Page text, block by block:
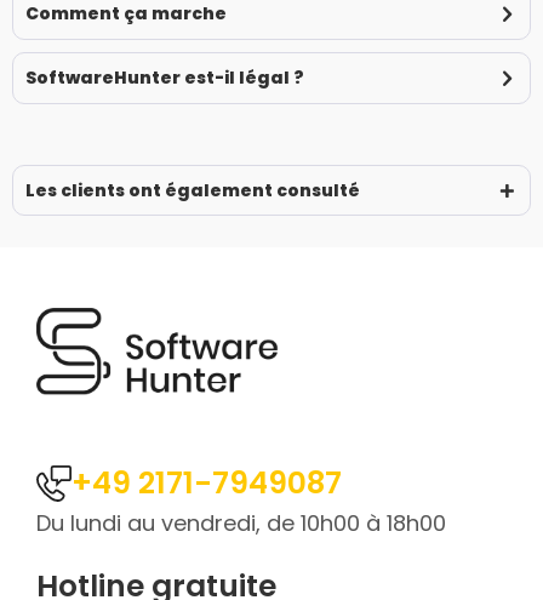
Comment ça marche
SoftwareHunter est-il légal ?
Les clients ont également consulté
+49 2171-7949087
Du lundi au vendredi, de 10h00 à 18h00
Hotline gratuite